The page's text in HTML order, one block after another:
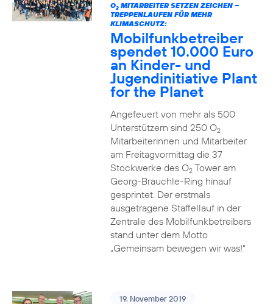
O2MITARBEITER SETZEN ZEICHEN –
TREPPENLAUFEN FÜR MEHR
KLIMASCHUTZ:
Mobilfunkbetreiber
spendet 10.000 Euro
an Kinder- und
Jugendinitiative Plant
for the Planet
Angefeuert von mehr als 500
Unterstützern sind 250 O2
Mitarbeiterinnen und Mitarbeiter
am Freitagvormittag die 37
Stockwerke des O2Tower am
Georg-Brauchle-Ring hinauf
gesprintet. Der erstmals
ausgetragene Staffellauf in der
Zentrale des Mobilfunkbetreibers
stand unter dem Motto
„Gemeinsam bewegen wir was!“
19. November 2019